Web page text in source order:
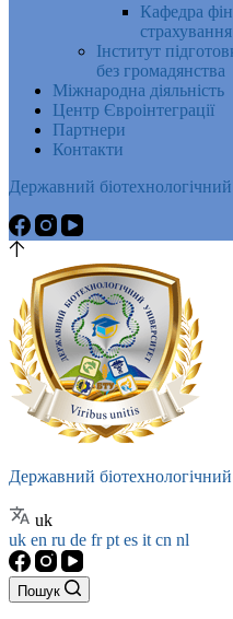
Кафедра
страхування
Інститут
без громадянства
Міжнародна діяльність
Центр Євроінтеграції
Партнери
Контакти
Державний біотехнологічний
Державний біотехнологічний
uk
uk en ru de frpt es it cn nl
Пошук